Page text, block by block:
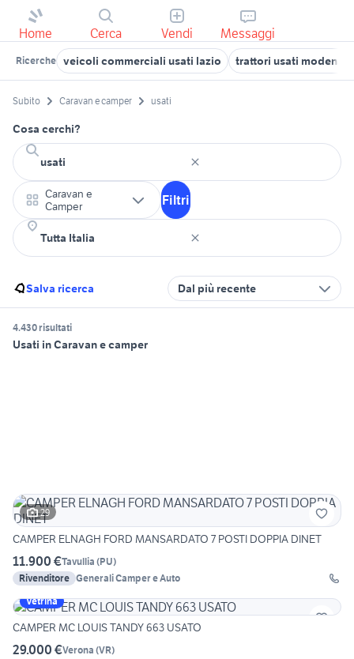
Home Cerca Vendi Messaggi
Ricerche veicoli commerciali usati lazio trattori usati modena
Subito Caravan e camper usati
Cosa cerchi?
Caravan e
Camper
Filtri
Salva ricerca Dal più recente
4.430 risultati
Usati in Caravan e camper
29
CAMPER ELNAGH FORD MANSARDATO 7 POSTI DOPPIA DINET
11.900 €Tavullia (PU)
Rivenditore Generali Camper e Auto
Vetrina
CAMPER MC LOUIS TANDY 663 USATO
29.000 €Verona (VR)